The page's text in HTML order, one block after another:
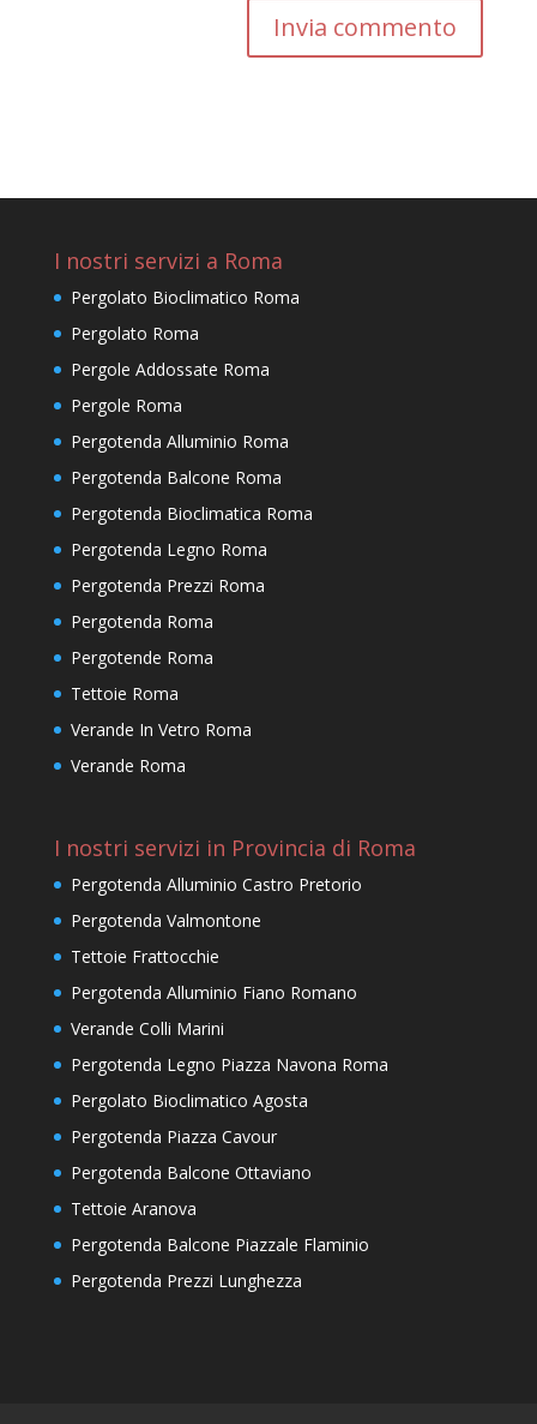
I nostri servizi a Roma
Pergolato Bioclimatico Roma
Pergolato Roma
Pergole Addossate Roma
Pergole Roma
Pergotenda Alluminio Roma
Pergotenda Balcone Roma
Pergotenda Bioclimatica Roma
Pergotenda Legno Roma
Pergotenda Prezzi Roma
Pergotenda Roma
Pergotende Roma
Tettoie Roma
Verande In Vetro Roma
Verande Roma
I nostri servizi in Provincia di Roma
Pergotenda Alluminio Castro Pretorio
Pergotenda Valmontone
Tettoie Frattocchie
Pergotenda Alluminio Fiano Romano
Verande Colli Marini
Pergotenda Legno Piazza Navona Roma
Pergolato Bioclimatico Agosta
Pergotenda Piazza Cavour
Pergotenda Balcone Ottaviano
Tettoie Aranova
Pergotenda Balcone Piazzale Flaminio
Pergotenda Prezzi Lunghezza